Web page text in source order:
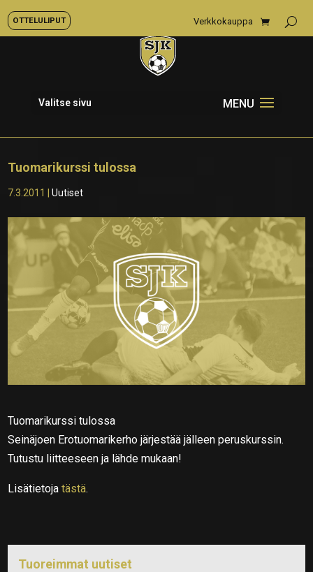
OTTELULIPUT Verkkokauppa
Valitse sivu
Tuomarikurssi tulossa
7.3.2011 |Uutiset
Tuomarikurssi tulossa
Seinäjoen Erotuomarikerho järjestää jälleen peruskurssin.
Tutustu liitteeseen ja lähde mukaan!
Lisätietojatästä.
Tuoreimmat uutiset